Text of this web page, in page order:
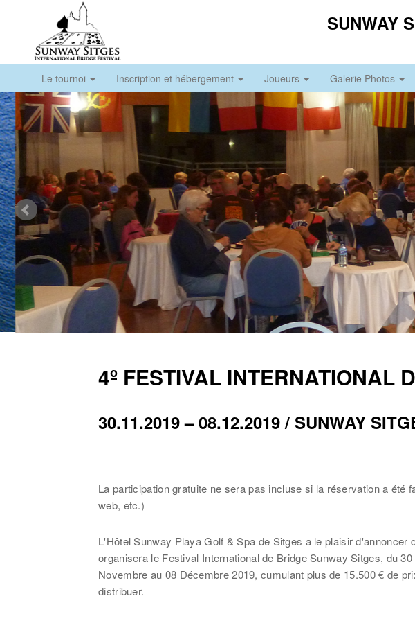
SUNWAY
Le tournoi Inscription et hébergement Joueurs Galerie Photos
4º FESTIVAL INTERNATIONAL
30.11.2019 – 08.12.2019 / SUNWAY
La participation gratuite ne sera pas incluse si la réservation a
web, etc.)
L'Hôtel Sunway Playa Golf & Spa de Sitges a le plaisir d'annoncer
organisera le Festival International de Bridge Sunway Sitges, du 30
Novembre au 08 Décembre 2019, cumulant plus de 15.500 € de
distribuer.